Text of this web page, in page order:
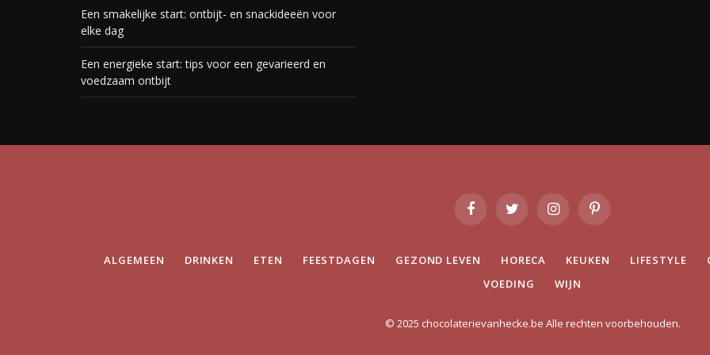
Een smakelijke start: ontbijt- en snackideeën voor
elke dag
Een energieke start: tips voor een gevarieerd en
voedzaam ontbijt
FacebookTwitter InstagramPinterest
ALGEMEEN DRINKEN ETEN FEESTDAGEN GEZOND LEVEN HORECA KEUKEN LIFESTYLE
VOEDING
WIJN
© 2025 chocolaterievanhecke.be Alle rechten voorbehouden.